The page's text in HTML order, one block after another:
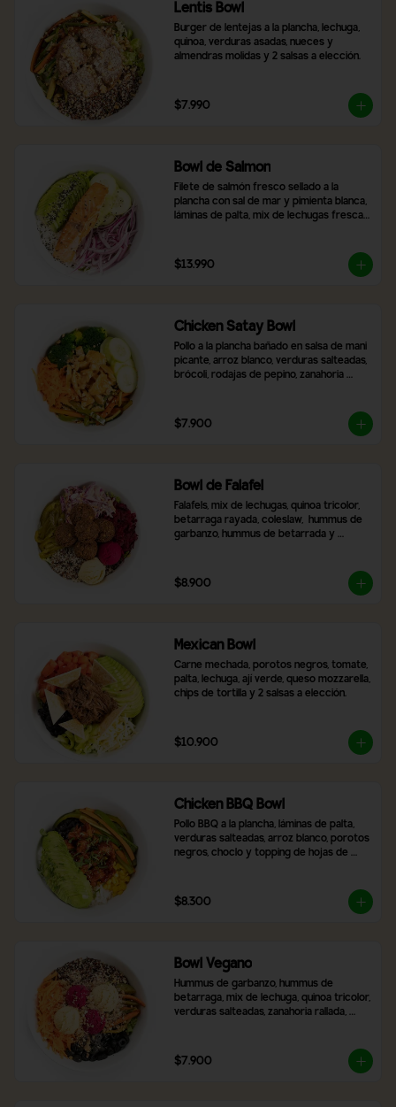
Lentis Bowl
Burger de lentejas a la plancha, lechuga,
quinoa, verduras asadas, nueces y
almendras molidas y 2 salsas a elección.
$7.990
Bowl de Salmon
Filete de salmón fresco sellado a la
plancha con sal de mar y pimienta blanca,
láminas de palta, mix de lechugas frescas,
tostado.
$13.990
Chicken Satay Bowl
Pollo a la plancha bañado en salsa de mani
picante, arroz blanco, verduras salteadas,
brócoli, rodajas de pepino, zanahoria
$7.900
Bowl de Falafel
Falafels, mix de lechugas, quinoa tricolor,
betarraga rayada, coleslaw,  hummus de
garbanzo, hummus de betarrada y
$8.900
Mexican Bowl
Carne mechada, porotos negros, tomate,
palta, lechuga, ají verde, queso mozzarella,
chips de tortilla y 2 salsas a elección.
$10.900
Chicken BBQ Bowl
Pollo BBQ a la plancha, láminas de palta,
verduras salteadas, arroz blanco, porotos
negros, choclo y topping de hojas de
$8.300
Bowl Vegano
Hummus de garbanzo, hummus de
betarraga, mix de lechuga, quinoa tricolor,
verduras salteadas, zanahoria rallada,
elección
$7.900